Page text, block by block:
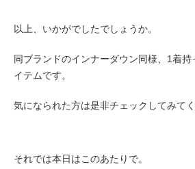
以上、いかがでしたでしょうか。
同ブランドのインナーダウン同様、1着
イテムです。
気になられた方は是非チェックしてみてく
それでは本日はこのあたりで。